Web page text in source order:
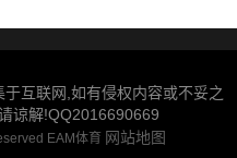
互联网,如有侵权内容或不妥之
谅解!QQ2016690669
EAM体育 网站地图